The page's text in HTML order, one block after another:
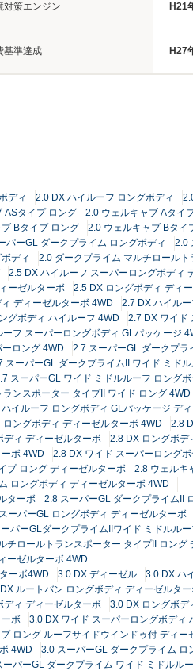
対策エンジン
基準達成 H27
ディ 2.0 DX ハイルーフ ロングボディ
ASタイプ ロング
2.0 ウェルキャブ Aタイ
Bタイプ ロング
2.0 ウェルキャブ Bタイ
パーGL ダークプライム ロングボディ
2.0
ディ
2.0 ダークプライム マルチロール
2.5 DX ハイルーフ スーパーロングボディ
ーゼルターボ
2.5 DX ロングボディ ディ
ディーゼルターボ 4WD
2.7 DX ハイル
グボディ ハイルーフ 4WD
2.7 DX ワイド
フ スーパーロングボディ GLパッケージ
ロング 4WD
2.7 スーパーGL ダークプラ
スーパーGL ダークプライムII ワイド ミド
スーパーGL ワイド ミドルルーフ ロングボ
ンスポーター タイプII ワイド ロング 4WD
イルーフ ロングボディ GLパッケージ デ
ングボディ ディーゼルターボ 4WD
2.8
ディ ディーゼルターボ
2.8 DX ロングボデ
ボ 4WD
2.8 DX ワイド スーパーロング
プ ロング ディーゼルターボ
2.8 ウェルキ
ロングボディ ディーゼルターボ 4WD
ターボ
2.8 スーパーGL ダークプライムII
ーパーGL ロングボディ ディーゼルターボ
パーGLダークプライムIIワイド ミドルル
チロールトランスポーター タイプII ロング
ーゼルターボ 4WD
ーボ4WD
3.0 DX ディーゼル
3.0 DX ハ
ルートバン ロングボディ ディーゼルタ
ディ ディーゼルターボ
3.0 DX ロングボデ
ボ
3.0 DX ワイド スーパーロングボディ
ロング ルーフサイドウインドゥ付 ディー
4WD
3.0 スーパーGL ダークプライム ロ
ーパーGL ダークプライム ワイド ミドルル